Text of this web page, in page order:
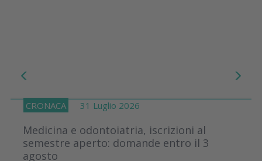
CRONACA 31 Luglio 2026
Medicina e odontoiatria, iscrizioni al
semestre aperto: domande entro il 3
agosto